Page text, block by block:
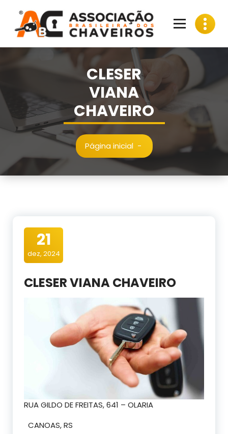
conteúdo
CLESER
VIANA
CHAVEIRO
Página inicial-
21
dez, 2024
CLESER VIANA CHAVEIRO
RUA GILDO DE FREITAS, 641 – OLARIA
CANOAS, RS